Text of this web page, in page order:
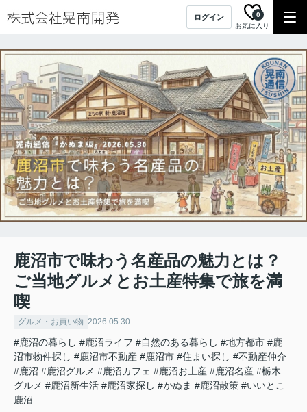
ログイン
お気に入り
0
鹿沼市で味わう名産品の魅力とは？
ご当地グルメとお土産特集で旅を満
喫
グルメ・お買い物 2026.05.30
#鹿沼の暮らし #鹿沼ライフ #自然のある暮らし #地方都市 #鹿
沼市物件探し #鹿沼市不動産 #鹿沼市 #住まい探し #不動産仲介
#鹿沼 #鹿沼グルメ #鹿沼カフェ #鹿沼お土産 #鹿沼名産 #栃木
グルメ #鹿沼新生活 #鹿沼家探し #かぬま #鹿沼散策 #いいとこ
鹿沼